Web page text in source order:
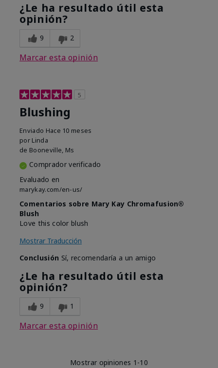
¿Le ha resultado útil esta
opinión?
9 2
Marcar esta opinión
5
Blushing
Enviado Hace 10 meses
por Linda
de Booneville, Ms
Comprador verificado
Evaluado en
marykay.com/en-us/
Comentarios sobre Mary Kay Chromafusion®
Blush
Love this color blush
Mostrar Traducción
Conclusión Sí, recomendaría a un amigo
¿Le ha resultado útil esta
opinión?
9 1
Marcar esta opinión
Mostrar opiniones 1-10